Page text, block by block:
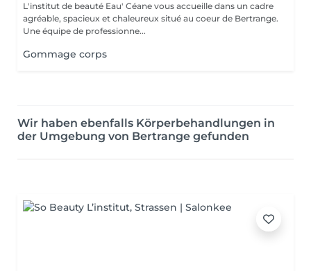
L'institut de beauté Eau' Céane vous accueille dans un cadre
agréable, spacieux et chaleureux situé au coeur de Bertrange.
Une équipe de professionne...
Gommage corps
Wir haben ebenfalls Körperbehandlungen in
der Umgebung von Bertrange gefunden